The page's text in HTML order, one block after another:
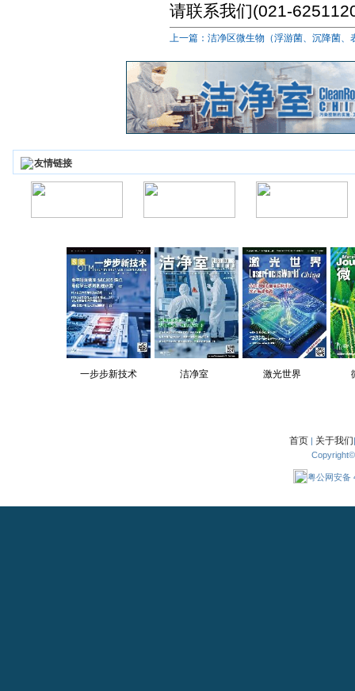
请联系我们(021-
上一篇：洁净区微生物（浮游菌、沉降菌、
友情链接
一步步新技术 洁净室 激光世界
首页 | 关于我们|
粤公网安备